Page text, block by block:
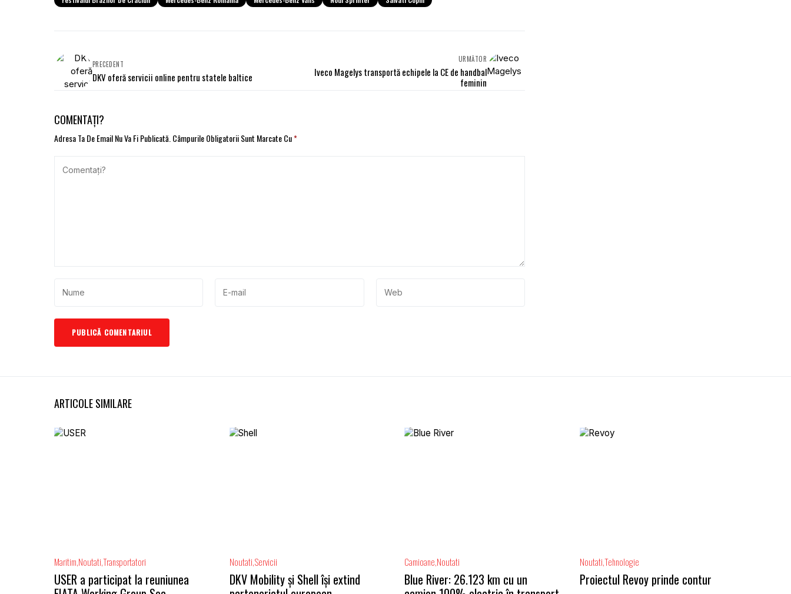
PRECEDENT
DKV oferă servicii online pentru statele baltice
URMĂTOR
Iveco Magelys transportă echipele la CE de handbal
feminin
COMENTAȚI?
Adresa Ta De Email Nu Va Fi Publicată. Câmpurile Obligatorii Sunt Marcate Cu*
ARTICOLE SIMILARE
Maritim NoutatiTransportatori
USER a participat la reuniunea
Noutati Servicii
DKV Mobility și Shell își extind
Camioane Noutati
Blue River: 26.123 km cu un
NoutatiTehnologie
Proiectul Revoy prinde contur